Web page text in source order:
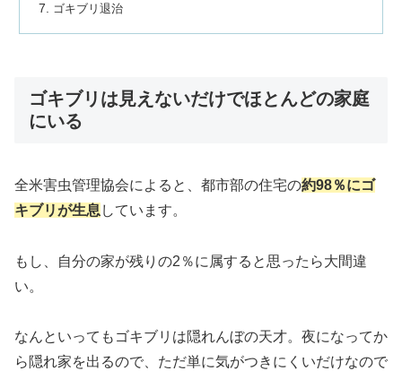
ゴキブリ退治
ゴキブリは見えないだけでほとんどの家庭
にいる
全米害虫管理協会によると、都市部の住宅の約98％にゴ
キブリが生息 しています。
もし、自分の家が残りの2％に属すると思ったら大間違
い。
なんといってもゴキブリは隠れんぼの天才。夜になってか
ら隠れ家を出るので、ただ単に気がつきにくいだけなので